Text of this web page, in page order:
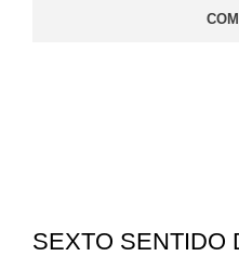
SEXTO SENTIDO